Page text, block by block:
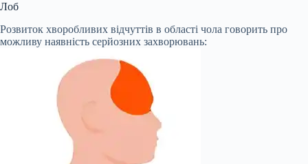
Лоб
Розвиток хворобливих відчуттів в області чола говорить про
можливу наявність серйозних захворювань: